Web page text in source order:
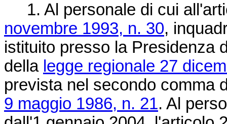
1. Al personale di cui
novembre 1993, n. 30,
istituito presso la Presidenza
della legge regionale 27
prevista nel secondo comma
9 maggio 1986, n. 21. Al